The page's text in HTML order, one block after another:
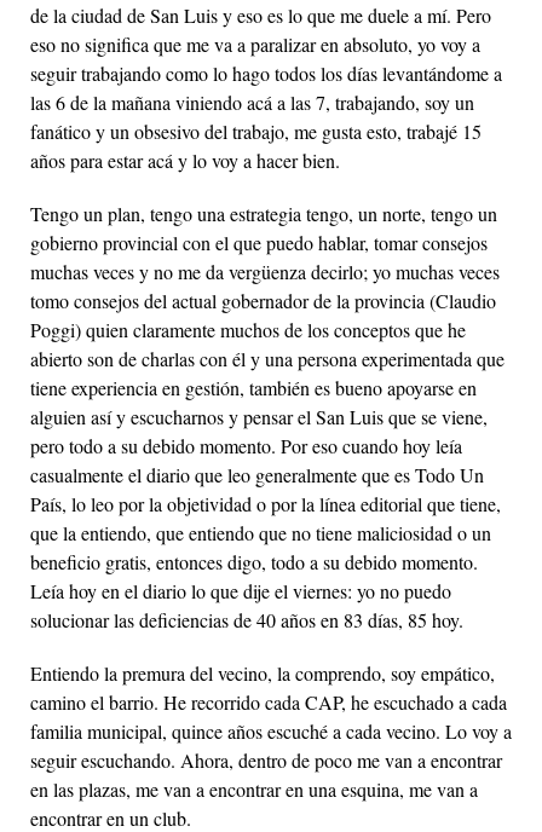
de la ciudad de San Luis y eso es lo que me duele a mí. Pero
eso no significa que me va a paralizar en absoluto, yo voy a
seguir trabajando como lo hago todos los días levantándome a
las 6 de la mañana viniendo acá a las 7, trabajando, soy un
fanático y un obsesivo del trabajo, me gusta esto, trabajé 15
años para estar acá y lo voy a hacer bien.
Tengo un plan, tengo una estrategia tengo, un norte, tengo un
gobierno provincial con el que puedo hablar, tomar consejos
muchas veces y no me da vergüenza decirlo; yo muchas veces
tomo consejos del actual gobernador de la provincia (Claudio
Poggi) quien claramente muchos de los conceptos que he
abierto son de charlas con él y una persona experimentada que
tiene experiencia en gestión, también es bueno apoyarse en
alguien así y escucharnos y pensar el San Luis que se viene,
pero todo a su debido momento. Por eso cuando hoy leía
casualmente el diario que leo generalmente que es Todo Un
País, lo leo por la objetividad o por la línea editorial que tiene,
que la entiendo, que entiendo que no tiene maliciosidad o un
beneficio gratis, entonces digo, todo a su debido momento.
Leía hoy en el diario lo que dije el viernes: yo no puedo
solucionar las deficiencias de 40 años en 83 días, 85 hoy.
Entiendo la premura del vecino, la comprendo, soy empático,
camino el barrio. He recorrido cada CAP, he escuchado a cada
familia municipal, quince años escuché a cada vecino. Lo voy a
seguir escuchando. Ahora, dentro de poco me van a encontrar
en las plazas, me van a encontrar en una esquina, me van a
encontrar en un club.